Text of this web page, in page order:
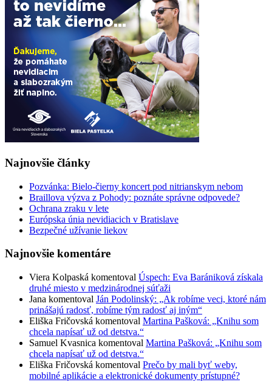
Najnovšie články
Pozvánka: Bielo-čierny koncert pod nitrianskym nebom
Braillova výzva z Pohody: poznáte správne odpovede?
Ochrana zraku v lete
Európska únia nevidiacich v Bratislave
Bezpečné užívanie liekov
Najnovšie komentáre
Viera Kolpaská komentoval Úspech: Eva Barániková získala
druhé miesto v medzinárodnej súťaži
Jana komentoval Ján Podolinský: „Ak robíme veci, ktoré nám
prinášajú radosť, robíme tým radosť aj iným“
Eliška Fričovská komentoval Martina Pašková: „Knihu som
chcela napísať už od detstva.“
Samuel Kvasnica komentoval Martina Pašková: „Knihu som
chcela napísať už od detstva.“
Eliška Fričovská komentoval Prečo by mali byť weby,
mobilné aplikácie a elektronické dokumenty prístupné?